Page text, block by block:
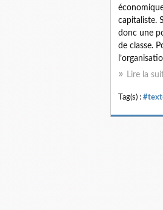
capitaliste.
donc une
de classe.
Lire la
Tag(s) :